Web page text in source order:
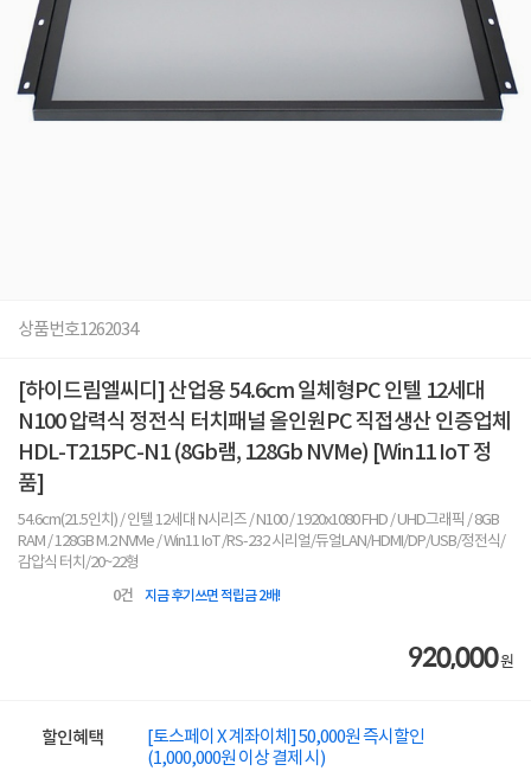
상품번호1262034
[하이드림엘씨디] 산업용 54.6cm 일체형PC 인텔 12세대
N100 압력식 정전식 터치패널 올인원PC 직접생산 인증업체
HDL-T215PC-N1 (8Gb램, 128Gb NVMe) [Win11 IoT 정
품]
54.6cm(21.5인치) / 인텔 12세대 N시리즈 / N100 / 1920x1080 FHD / UHD그래픽 / 8GB
RAM / 128GB M.2 NVMe / Win11 IoT /RS-232 시리얼/듀얼LAN/HDMI/DP/USB/정전식/
감압식 터치/20~22형
0건 지금 후기쓰면 적립금 2배!
920,000원
할인혜택
[토스페이 X 계좌이체] 50,000원 즉시할인
(1,000,000원 이상 결제 시)